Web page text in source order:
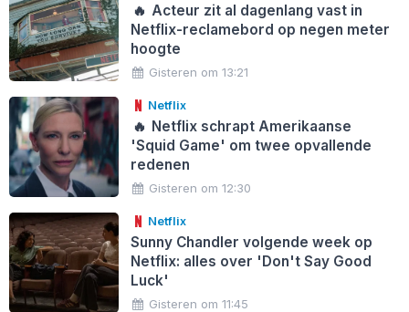
🔥 Acteur zit al dagenlang vast in
Netflix-reclamebord op negen meter
hoogte
Gisteren om 13:21
Netflix
🔥 Netflix schrapt Amerikaanse
'Squid Game' om twee opvallende
redenen
Gisteren om 12:30
Netflix
Sunny Chandler volgende week op
Netflix: alles over 'Don't Say Good
Luck'
Gisteren om 11:45